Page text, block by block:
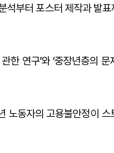
석부터 포스터 제작과 발
연구’와 ‘중장년층의 문
노동자의 고용불안정이